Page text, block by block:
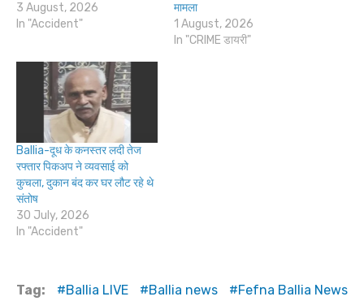
3 August, 2026
In "Accident"
मामला
1 August, 2026
In "CRIME डायरी"
Ballia-दूध के कनस्तर लदी तेज
रफ्तार पिकअप ने व्यवसाई को
कुचला, दुकान बंद कर घर लौट रहे थे
संतोष
30 July, 2026
In "Accident"
Tag: Ballia LIVE Ballia news
Fefna Ballia News